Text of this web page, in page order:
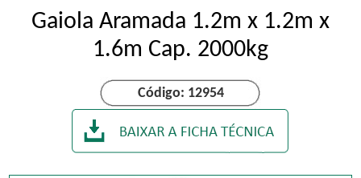
Gaiola Aramada 1.2m x 1.2m x
1.6m Cap. 2000kg
Código: 12954